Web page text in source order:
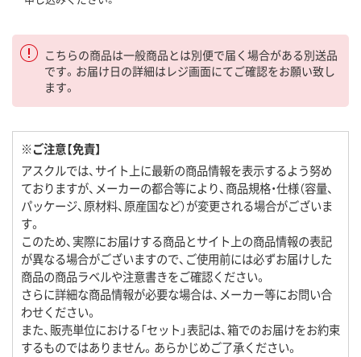
こちらの商品は一般商品とは別便で届く場合がある別送品
です。お届け日の詳細はレジ画面にてご確認をお願い致し
ます。
※ご注意【免責】
アスクルでは、サイト上に最新の商品情報を表示するよう努め
ておりますが、メーカーの都合等により、商品規格・仕様（容量、
パッケージ、原材料、原産国など）が変更される場合がございま
す。
このため、実際にお届けする商品とサイト上の商品情報の表記
が異なる場合がございますので、ご使用前には必ずお届けした
商品の商品ラベルや注意書きをご確認ください。
さらに詳細な商品情報が必要な場合は、メーカー等にお問い合
わせください。
また、販売単位における「セット」表記は、箱でのお届けをお約束
するものではありません。あらかじめご了承ください。